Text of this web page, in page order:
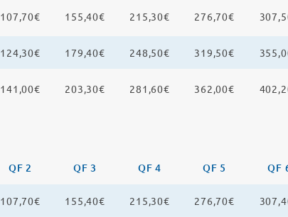
107,70€ 155,40€ 215,30€ 276,70€
124,30€ 179,40€ 248,50€ 319,50€
141,00€ 203,30€ 281,60€ 362,00€
QF 2 QF 3 QF 4 QF 5 QF
107,70€ 155,40€ 215,30€ 276,70€